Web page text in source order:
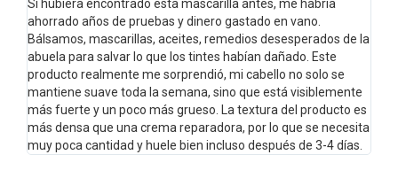
Si hubiera encontrado esta mascarilla antes, me habría
ahorrado años de pruebas y dinero gastado en vano.
Bálsamos, mascarillas, aceites, remedios desesperados de la
abuela para salvar lo que los tintes habían dañado. Este
producto realmente me sorprendió, mi cabello no solo se
mantiene suave toda la semana, sino que está visiblemente
más fuerte y un poco más grueso. La textura del producto es
más densa que una crema reparadora, por lo que se necesita
muy poca cantidad y huele bien incluso después de 3-4 días.